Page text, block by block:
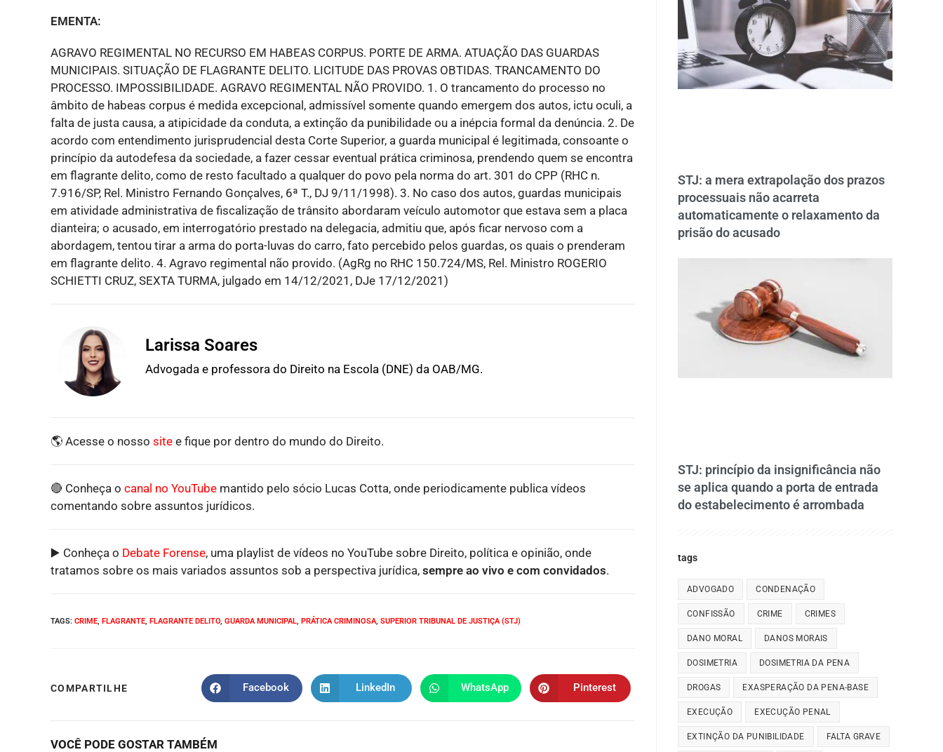
EMENTA:
AGRAVO REGIMENTAL NO RECURSO EM HABEAS CORPUS. PORTE DE ARMA. ATUAÇÃO DAS GUARDAS
MUNICIPAIS. SITUAÇÃO DE FLAGRANTE DELITO. LICITUDE DAS PROVAS OBTIDAS. TRANCAMENTO DO
PROCESSO. IMPOSSIBILIDADE. AGRAVO REGIMENTAL NÃO PROVIDO. 1. O trancamento do processo no
âmbito de habeas corpus é medida excepcional, admissível somente quando emergem dos autos, ictu oculi, a
falta de justa causa, a atipicidade da conduta, a extinção da punibilidade ou a inépcia formal da denúncia. 2. De
acordo com entendimento jurisprudencial desta Corte Superior, a guarda municipal é legitimada, consoante o
princípio da autodefesa da sociedade, a fazer cessar eventual prática criminosa, prendendo quem se encontra
em flagrante delito, como de resto facultado a qualquer do povo pela norma do art. 301 do CPP (RHC n.
7.916/SP, Rel. Ministro Fernando Gonçalves, 6ª T., DJ 9/11/1998). 3. No caso dos autos, guardas municipais
em atividade administrativa de fiscalização de trânsito abordaram veículo automotor que estava sem a placa
dianteira; o acusado, em interrogatório prestado na delegacia, admitiu que, após ficar nervoso com a
abordagem, tentou tirar a arma do porta-luvas do carro, fato percebido pelos guardas, os quais o prenderam
em flagrante delito. 4. Agravo regimental não provido. (AgRg no RHC 150.724/MS, Rel. Ministro ROGERIO
SCHIETTI CRUZ, SEXTA TURMA, julgado em 14/12/2021, DJe 17/12/2021)
Larissa Soares
Advogada e professora do Direito na Escola (DNE) da OAB/MG.
🌎 Acesse o nosso site e fique por dentro do mundo do Direito.
🔴 Conheça o canal no YouTube mantido pelo sócio Lucas Cotta, onde periodicamente publica vídeos
comentando sobre assuntos jurídicos.
▶️ Conheça o Debate Forense, uma playlist de vídeos no YouTube sobre Direito, política e opinião, onde
tratamos sobre os mais variados assuntos sob a perspectiva jurídica, sempre ao vivo e com convidados.
TAGS: CRIME FLAGRANTE FLAGRANTE DELITO GUARDA MUNICIPAL PRÁTICA CRIMINOSA SUPERIOR TRIBUNAL DE JUSTIÇA (STJ)
COMPARTILHE Facebook LinkedIn WhatsApp Pinterest
VOCÊ PODE GOSTAR TAMBÉM
STJ: a mera extrapolação dos prazos
processuais não acarreta
automaticamente o relaxamento da
prisão do acusado
STJ: princípio da insignificância não
se aplica quando a porta de entrada
do estabelecimento é arrombada
tags
ADVOGADO CONDENAÇÃO
CONFISSÃO CRIME CRIMES
DANO MORAL DANOS MORAIS
DOSIMETRIA DOSIMETRIA DA PENA
DROGAS EXASPERAÇÃO DA PENA-BASE
EXECUÇÃO EXECUÇÃO PENAL
EXTINÇÃO DA PUNIBILIDADE FALTA GRAVE